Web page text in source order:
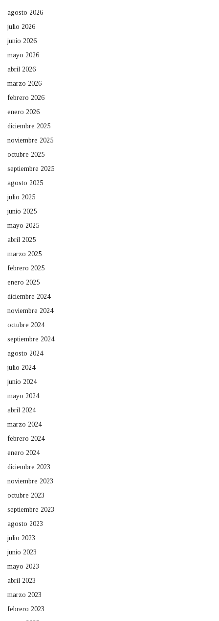
agosto 2026
julio 2026
junio 2026
mayo 2026
abril 2026
marzo 2026
febrero 2026
enero 2026
diciembre 2025
noviembre 2025
octubre 2025
septiembre 2025
agosto 2025
julio 2025
junio 2025
mayo 2025
abril 2025
marzo 2025
febrero 2025
enero 2025
diciembre 2024
noviembre 2024
octubre 2024
septiembre 2024
agosto 2024
julio 2024
junio 2024
mayo 2024
abril 2024
marzo 2024
febrero 2024
enero 2024
diciembre 2023
noviembre 2023
octubre 2023
septiembre 2023
agosto 2023
julio 2023
junio 2023
mayo 2023
abril 2023
marzo 2023
febrero 2023